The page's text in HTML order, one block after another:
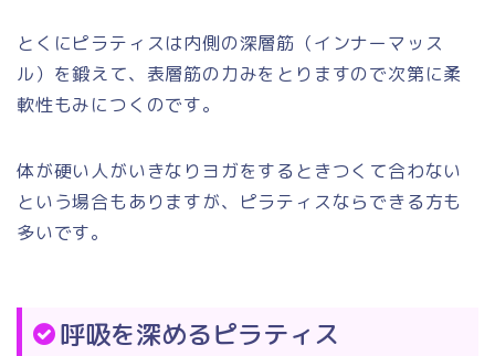
とくにピラティスは内側の深層筋（インナーマッス
ル）を鍛えて、表層筋の力みをとりますので次第に柔
軟性もみにつくのです。
体が硬い人がいきなりヨガをするときつくて合わない
という場合もありますが、ピラティスならできる方も
多いです。
呼吸を深めるピラティス